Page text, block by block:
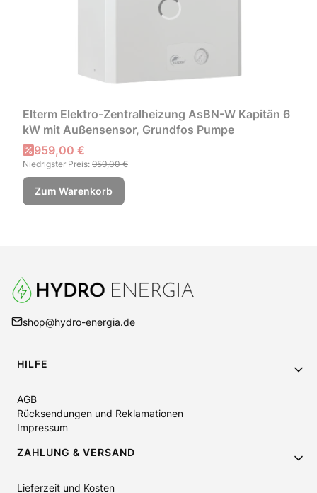
Elterm Elektro-Zentralheizung AsBN-W Kapitän 6
kW mit Außensensor, Grundfos Pumpe
Aktionspreis
959,00 €
Niedrigster Preis: 959,00 €
Zum Warenkorb
shop@hydro-energia.de
Fußzeilenmenü
HILFE
AGB
Rücksendungen und Reklamationen
Impressum
ZAHLUNG & VERSAND
Lieferzeit und Kosten